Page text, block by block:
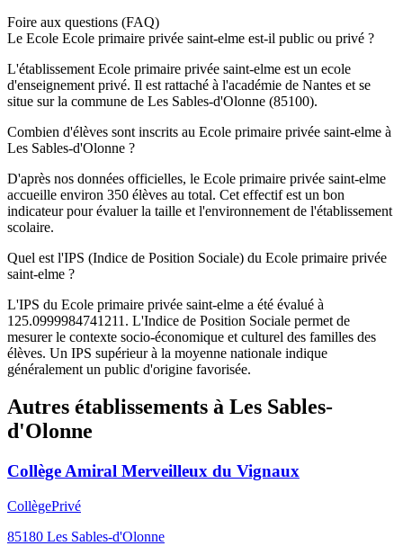
Foire aux questions (FAQ)
Le Ecole Ecole primaire privée saint-elme est-il public ou privé ?
L'établissement Ecole primaire privée saint-elme est un ecole
d'enseignement privé. Il est rattaché à l'académie de Nantes et se
situe sur la commune de Les Sables-d'Olonne (85100).
Combien d'élèves sont inscrits au Ecole primaire privée saint-elme à
Les Sables-d'Olonne ?
D'après nos données officielles, le Ecole primaire privée saint-elme
accueille environ 350 élèves au total. Cet effectif est un bon
indicateur pour évaluer la taille et l'environnement de l'établissement
scolaire.
Quel est l'IPS (Indice de Position Sociale) du Ecole primaire privée
saint-elme ?
L'IPS du Ecole primaire privée saint-elme a été évalué à
125.0999984741211. L'Indice de Position Sociale permet de
mesurer le contexte socio-économique et culturel des familles des
élèves. Un IPS supérieur à la moyenne nationale indique
généralement un public d'origine favorisée.
Autres établissements à Les Sables-
d'Olonne
Collège Amiral Merveilleux du Vignaux
CollègePrivé
85180 Les Sables-d'Olonne